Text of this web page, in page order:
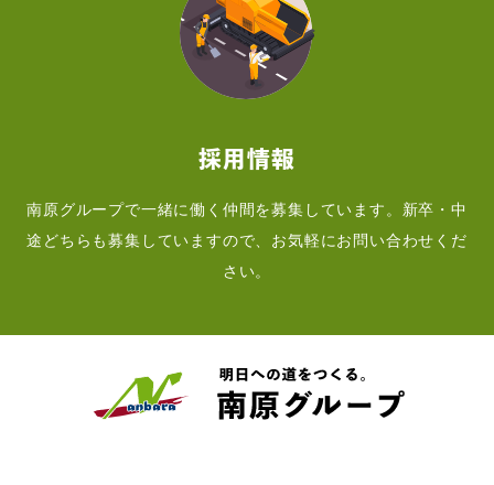
採用情報
南原グループで一緒に働く仲間を募集しています。新卒・中
途どちらも募集していますので、お気軽にお問い合わせくだ
さい。